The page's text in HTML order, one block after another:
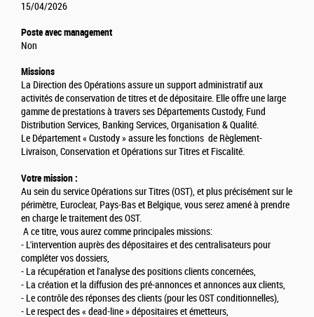
15/04/2026
Poste avec management
Non
Missions
La Direction des Opérations assure un support administratif aux
activités de conservation de titres et de dépositaire. Elle offre une large
gamme de prestations à travers ses Départements Custody, Fund
Distribution Services, Banking Services, Organisation & Qualité.
Le Département « Custody » assure les fonctions de Règlement-
Livraison, Conservation et Opérations sur Titres et Fiscalité.
Votre mission :
Au sein du service Opérations sur Titres (OST), et plus précisément sur le
périmètre, Euroclear, Pays-Bas et Belgique, vous serez amené à prendre
en charge le traitement des OST.
A ce titre, vous aurez comme principales missions:
- L'intervention auprès des dépositaires et des centralisateurs pour
compléter vos dossiers,
- La récupération et l'analyse des positions clients concernées,
- La création et la diffusion des pré-annonces et annonces aux clients,
- Le contrôle des réponses des clients (pour les OST conditionnelles),
- Le respect des « dead-line » dépositaires et émetteurs,